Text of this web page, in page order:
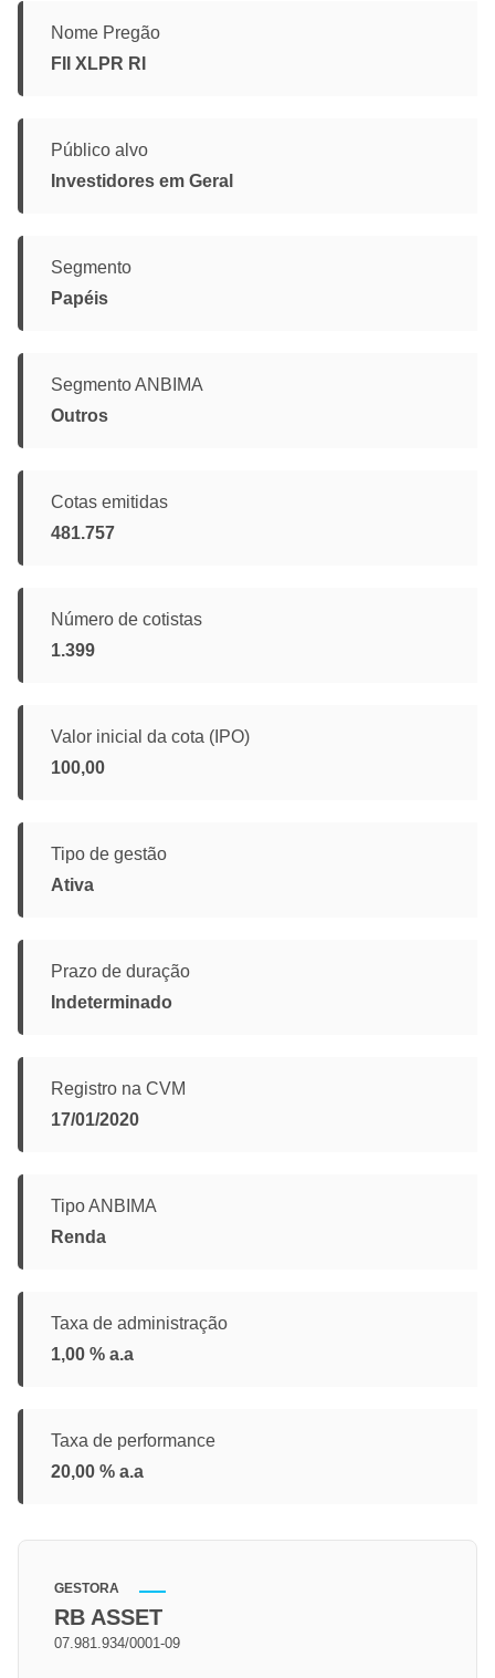
Nome Pregão
FII XLPR RI
Público alvo
Investidores em Geral
Segmento
Papéis
Segmento ANBIMA
Outros
Cotas emitidas
481.757
Número de cotistas
1.399
Valor inicial da cota (IPO)
100,00
Tipo de gestão
Ativa
Prazo de duração
Indeterminado
Registro na CVM
17/01/2020
Tipo ANBIMA
Renda
Taxa de administração
1,00 % a.a
Taxa de performance
20,00 % a.a
GESTORA
RB ASSET
07.981.934/0001-09